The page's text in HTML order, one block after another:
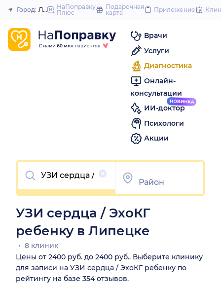
to
Закрыть
Город: ЛипецкНаПоправку
Плюс
Подарочная
карта
Приложение
Врачи
Услуги
Диагностика
Онлайн-
консультации
ИИ-доктор
Психологи
Акции
Очистить
УЗИ сердца / ЭхоКГ
ребенку в Липецке
8 клиник
Цены от 2400 руб. до 2400 руб.. Выберите клинику
для записи на УЗИ сердца / ЭхоКГ ребенку по
рейтингу на базе 354 отзывов.